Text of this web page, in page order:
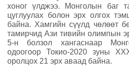
хоног үлджээ. Монголын баг
цуглуулах болон эрх олгох
байна. Хамгийн сүүлд чөлөөт
тамирчид Ази тивийн олимпын
5-н болзол хангаснаар
одоогоор Токио-2020 зуны
оролцох 21 эрх аваад байна.